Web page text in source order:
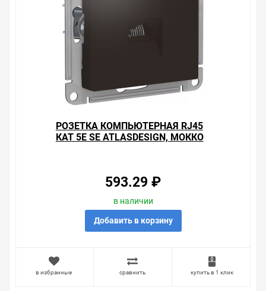
РОЗЕТКА КОМПЬЮТЕРНАЯ RJ45
КАТ 5Е SE ATLASDESIGN, МОККО
593.29 ₽
в наличии
Добавить в корзину
в избранные сравнить купить в 1 клик